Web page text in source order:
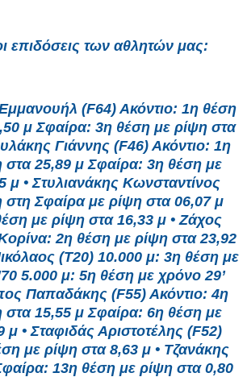
επιδόσεις των αθλητών μας:
(F64) Ακόντιο: 1η θέση
μ Σφαίρα: 3η θέση με ρίψη στα
Γιάννης (F46) Ακόντιο: 1η
στα 25,89 μ Σφαίρα: 3η θέση με
μ • Στυλιανάκης Κωνσταντίνος
στη Σφαίρα με ρίψη στα 06,07 μ
με ρίψη στα 16,33 μ • Ζάχος
2η θέση με ρίψη στα 23,92
(T20) 10.000 μ: 3η θέση με
5.000 μ: 5η θέση με χρόνο 29’
Παπαδάκης (F55) Ακόντιο: 4η
στα 15,55 μ Σφαίρα: 6η θέση με
μ • Σταφιδάς Αριστοτέλης (F52)
με ρίψη στα 8,63 μ • Τζανάκης
13η θέση με ρίψη στα 0,80